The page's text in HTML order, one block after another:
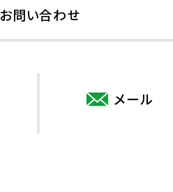
お問い合わせ
メール